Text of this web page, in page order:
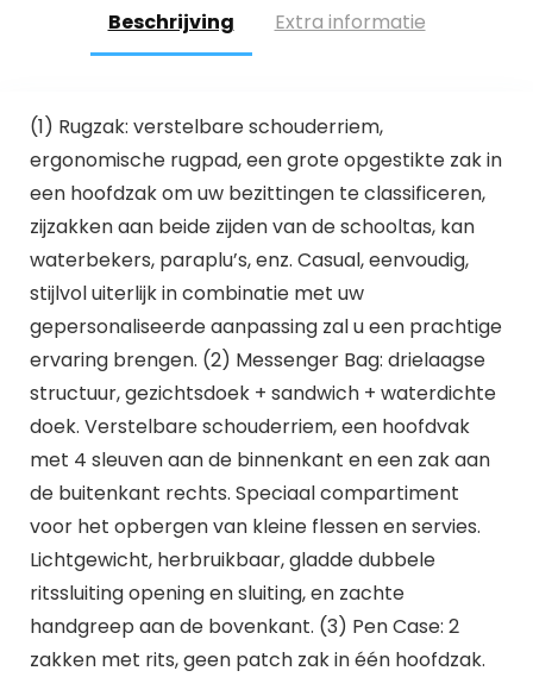
Beschrijving Extra informatie
(1) Rugzak: verstelbare schouderriem,
ergonomische rugpad, een grote opgestikte zak in
een hoofdzak om uw bezittingen te classificeren,
zijzakken aan beide zijden van de schooltas, kan
waterbekers, paraplu’s, enz. Casual, eenvoudig,
stijlvol uiterlijk in combinatie met uw
gepersonaliseerde aanpassing zal u een prachtige
ervaring brengen. (2) Messenger Bag: drielaagse
structuur, gezichtsdoek + sandwich + waterdichte
doek. Verstelbare schouderriem, een hoofdvak
met 4 sleuven aan de binnenkant en een zak aan
de buitenkant rechts. Speciaal compartiment
voor het opbergen van kleine flessen en servies.
Lichtgewicht, herbruikbaar, gladde dubbele
ritssluiting opening en sluiting, en zachte
handgreep aan de bovenkant. (3) Pen Case: 2
zakken met rits, geen patch zak in één hoofdzak.